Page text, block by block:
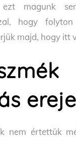
ezt magunk
hogy
majd, hogy itt
ereje
nem értettük